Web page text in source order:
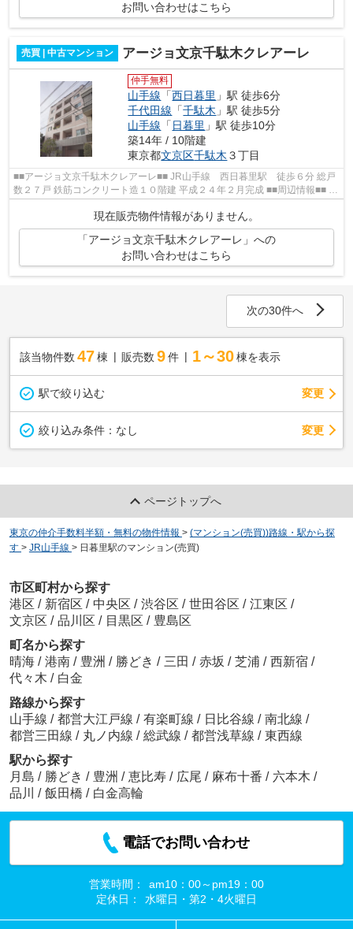
お問い合わせはこちら
売買 | 中古マンション アージョ文京千駄木クレアーレ
仲手無料
山手線 「西日暮里 」駅 徒歩6分
千代田線 「千駄木 」駅 徒歩5分
山手線 「 日暮里 」駅 徒歩10分
築14年 / 10階建
東京都文京区千駄木 ３丁目
■■アージョ文京千駄木クレアーレ■■ JR山手線 西日暮里駅 徒歩６分 総戸
数２７戸 鉄筋コンクリート造１０階建 平成２４年２月完成 ■■周辺情報■■ サ
現在販売物件情報がありません。
「アージョ文京千駄木クレアーレ」への
お問い合わせはこちら
次の30件へ
該当物件数 47棟 販売数 9 件 1～30 棟を表示
駅で絞り込む 変更
絞り込み条件： なし 変更
ページトップへ
東京の仲介手数料半額・無料の物件情報 > (マンション(売買))路線・駅から探
す > JR山手線 > 日暮里駅のマンション(売買)
市区町村から探す
港区 / 新宿区 / 中央区 / 渋谷区 / 世田谷区 / 江東区 /
文京区 / 品川区 / 目黒区 / 豊島区
町名から探す
晴海 / 港南 / 豊洲 / 勝どき / 三田 / 赤坂 / 芝浦 / 西新宿 /
代々木 / 白金
路線から探す
山手線 / 都営大江戸線 / 有楽町線 / 日比谷線 / 南北線 /
都営三田線 / 丸ノ内線 / 総武線 / 都営浅草線 / 東西線
駅から探す
月島 / 勝どき / 豊洲 / 恵比寿 / 広尾 / 麻布十番 / 六本木 /
品川
/ 飯田橋 / 白金高輪
電話でお問い合わせ
営業時間：
am10：00～pm19：00
定休日：
水曜日・第2・4火曜日